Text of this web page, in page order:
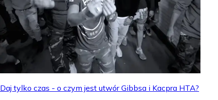
Daj tylko czas - o czym jest utwór Gibbsa i Kacpra HTA?